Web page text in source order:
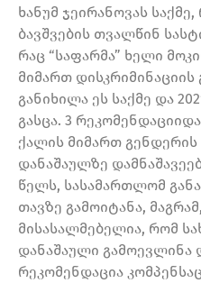
ხანუმ ჯეირანოვას
ბავშვების თვალწინ
რაც “საფარმა” ხელი
მიმართ
განიხილა ეს საქმე და
გასცა. 3
ქალის მიმართ
დანაშაულზე
წელს, სასამართლომ
თავზე გამოიტანა,
მისასალმებელია, რომ
დანაშაული გამოევლინა
რეკომენდაცია